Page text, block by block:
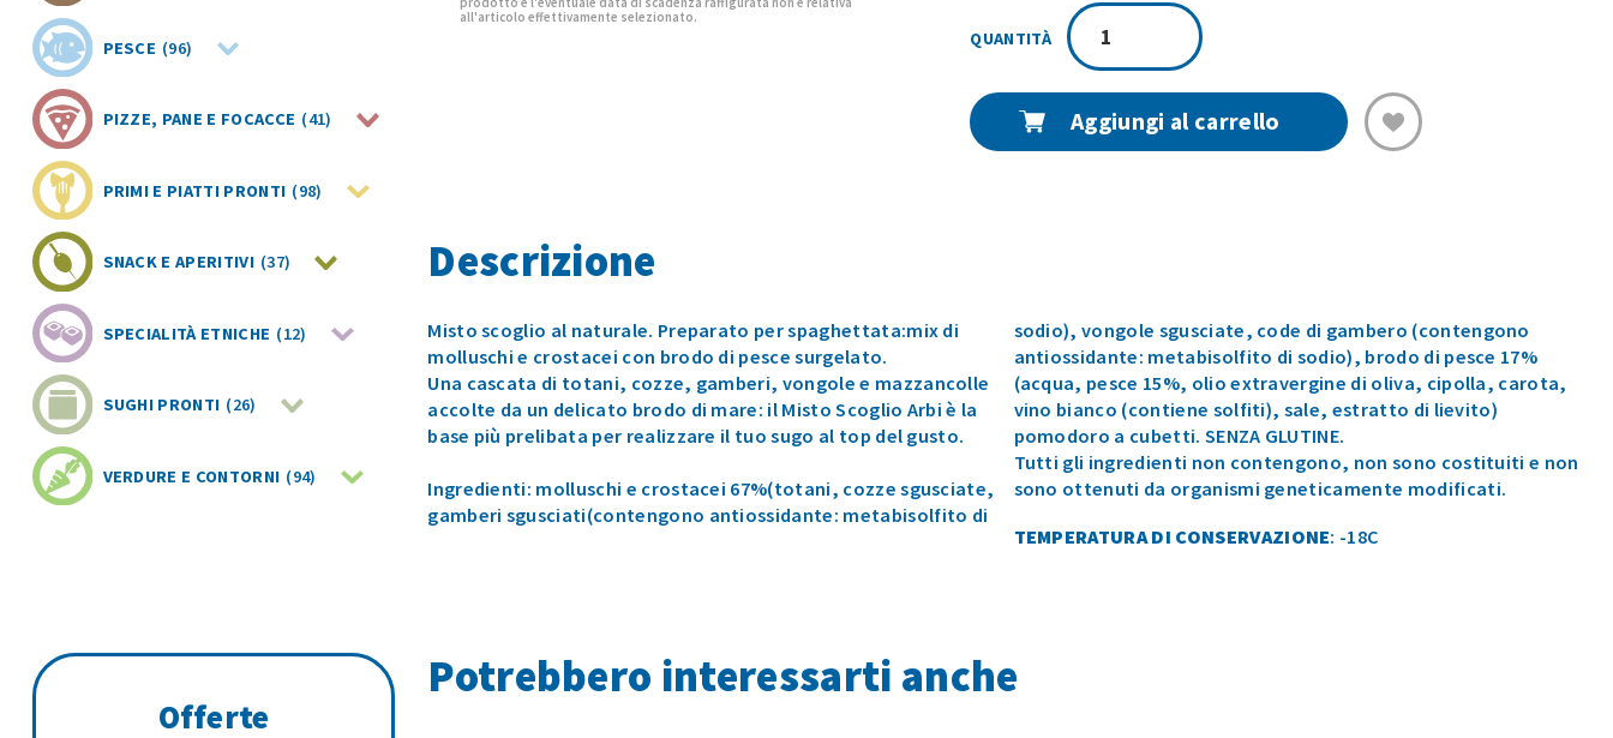
PESCE (96)
PIZZE, PANE E FOCACCE (41)
PRIMI E PIATTI PRONTI (98)
SNACK E APERITIVI (37)
SPECIALITÀ ETNICHE (12)
SUGHI PRONTI (26)
VERDURE E CONTORNI (94)
Offerte
MISTO
SCOGLIO
AL
300GR
Aggiungi al carrello
Descrizione
Misto scoglio al naturale. Preparato per spaghettata:mix di
molluschi e crostacei con brodo di pesce surgelato.
Una cascata di totani, cozze, gamberi, vongole e mazzancolle
accolte da un delicato brodo di mare: il Misto Scoglio Arbi è la
base più prelibata per realizzare il tuo sugo al top del gusto.
Ingredienti: molluschi e crostacei 67%(totani, cozze sgusciate,
gamberi sgusciati(contengono antiossidante: metabisolfito di
sodio), vongole sgusciate, code di gambero (contengono
antiossidante: metabisolfito di sodio), brodo di pesce 17%
(acqua, pesce 15%, olio extravergine di oliva, cipolla, carota,
vino bianco (contiene solfiti), sale, estratto di lievito)
pomodoro a cubetti. SENZA GLUTINE.
Tutti gli ingredienti non contengono, non sono costituiti e non
sono ottenuti da organismi geneticamente modificati.
TEMPERATURA DI CONSERVAZIONE: -18C
Potrebbero interessarti anche